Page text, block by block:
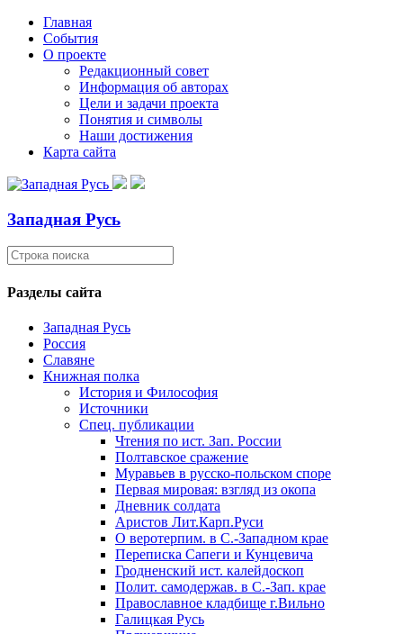
Главная
События
О проекте
Редакционный совет
Информация об авторах
Цели и задачи проекта
Понятия и символы
Наши достижения
Карта сайта
Западная Русь
Разделы сайта
Западная Русь
Россия
Славяне
Книжная полка
История и Философия
Источники
Спец. публикации
Чтения по ист. Зап. России
Полтавское сражение
Муравьев в русско-польском споре
Первая мировая: взгляд из окопа
Дневник солдата
Аристов Лит.Карп.Руси
О веротерпим. в С.-Западном крае
Переписка Сапеги и Кунцевича
Гродненский ист. калейдоскоп
Полит. самодержав. в С.-Зап. крае
Православное кладбище г.Вильно
Галицкая Русь